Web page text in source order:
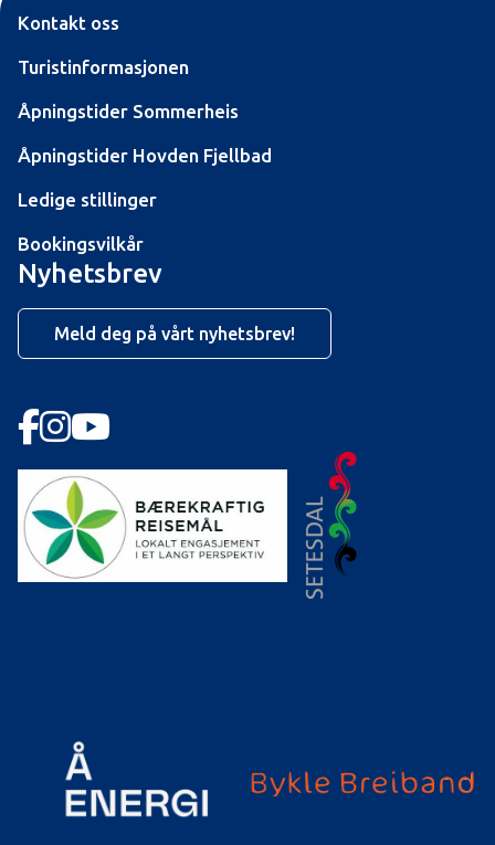
Kontakt oss
Turistinformasjonen
Åpningstider Sommerheis
Åpningstider Hovden Fjellbad
Ledige stillinger
Bookingsvilkår
Nyhetsbrev
Meld deg på vårt nyhetsbrev!